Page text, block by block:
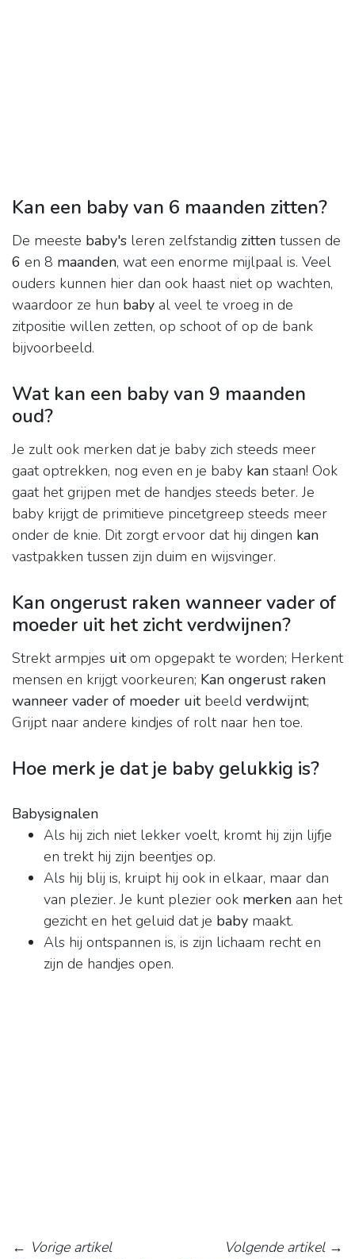
Kan een baby van 6 maanden zitten?
De meeste baby's leren zelfstandig zitten tussen de
6 en 8 maanden, wat een enorme mijlpaal is. Veel
ouders kunnen hier dan ook haast niet op wachten,
waardoor ze hun baby al veel te vroeg in de
zitpositie willen zetten, op schoot of op de bank
bijvoorbeeld.
Wat kan een baby van 9 maanden
oud?
Je zult ook merken dat je baby zich steeds meer
gaat optrekken, nog even en je baby kan staan! Ook
gaat het grijpen met de handjes steeds beter. Je
baby krijgt de primitieve pincetgreep steeds meer
onder de knie. Dit zorgt ervoor dat hij dingen kan
vastpakken tussen zijn duim en wijsvinger.
Kan ongerust raken wanneer vader of
moeder uit het zicht verdwijnen?
Strekt armpjes uitom opgepakt te worden; Herkent
mensen en krijgt voorkeuren; Kan ongerust raken
wanneer vader of moeder uitbeeld verdwijnt;
Grijpt naar andere kindjes of rolt naar hen toe.
Hoe merk je dat je baby gelukkig is?
Babysignalen
Als hij zich niet lekker voelt, kromt hij zijn lijfje
en trekt hij zijn beentjes op.
Als hij blij is, kruipt hij ook in elkaar, maar dan
van plezier. Je kunt plezier ook merken aan het
gezicht en het geluid dat je baby maakt.
Als hij ontspannen is, is zijn lichaam recht en
zijn de handjes open.
← Vorige artikel
Volgende artikel→